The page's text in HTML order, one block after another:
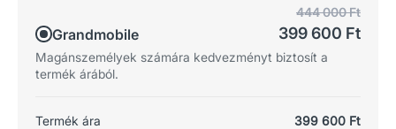
Grandmobile
444 000 Ft
399 600 Ft
Magánszemélyek számára kedvezményt biztosít a
termék árából.
Termék ára 399 600 Ft